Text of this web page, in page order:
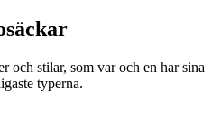
och stilar, som var och en har sina
typerna.